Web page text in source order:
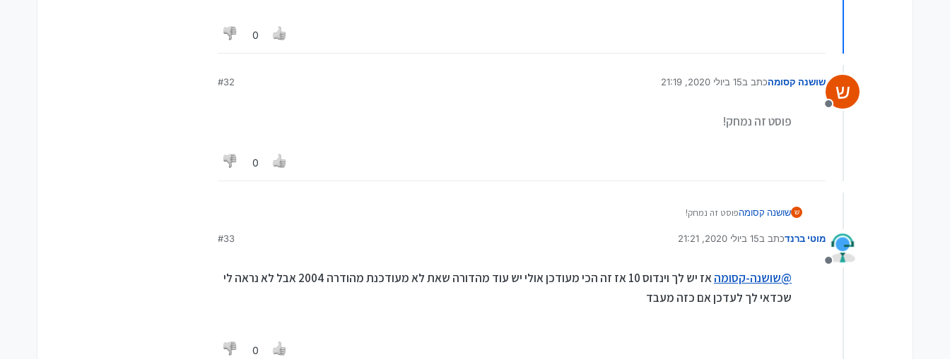
0
ש
מנותק
שושנה קסומהכתב ב15 ביולי 2020, 21:19
נערך לאחרונה על ידי
#32
פוסט זה נמחק!
0
ש שושנה קסומהפוסט זה נמחק!
מנותק
מוטי ברנדכתב ב15 ביולי 2020, 21:21
נערך לאחרונה על ידי
#33
@שושנה-קסומה
אז יש לך וינדוס 10 אז זה הכי מעודכן אולי יש עוד מהדורה שאת לא מעודכנת מהודרה 2004 אבל לא נראה לי
שכדאי לך לעדכן אם כזה מעבד
0